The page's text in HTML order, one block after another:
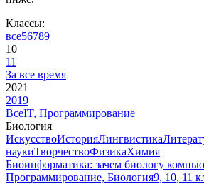
Классы:
все56789
10
11
За все время
2021
2019
ВсеIT, Программирование
Биология
ИскусствоИсторияЛингвистика
наукиТворчествоФизикаХимия
Биоинформатика: зачем биологу
Программирование, Биология9, 10, 11